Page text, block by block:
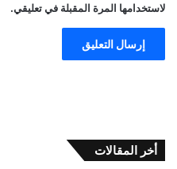
لاستخدامها المرة المقبلة في تعليقي.
أخر المقالات